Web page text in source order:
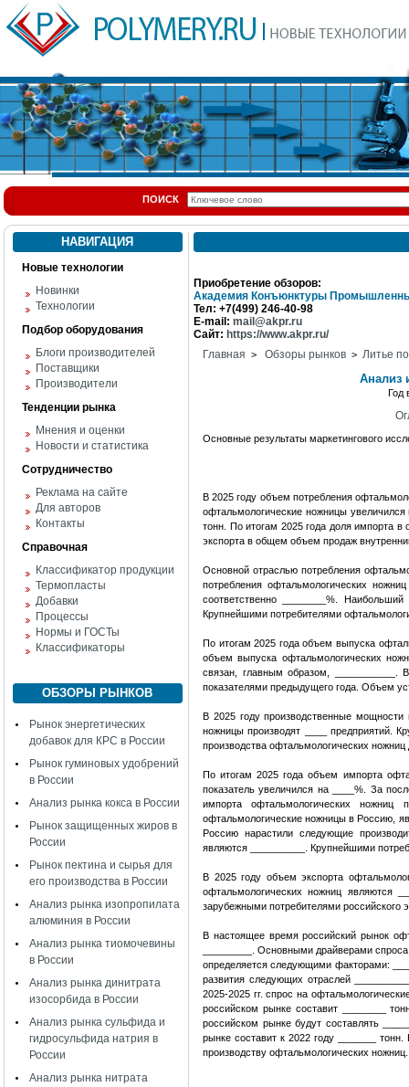
ПОИСК
НАВИГАЦИЯ
Новые технологии
Новинки
Технологии
Подбор оборудования
Блоги производителей
Поставщики
Производители
Тенденции рынка
Мнения и оценки
Новости и статистика
Сотрудничество
Реклама на сайте
Для авторов
Контакты
Справочная
Классификатор продукции
Термопласты
Добавки
Процессы
Нормы и ГОСТы
Классификаторы
ОБЗОРЫ РЫНКОВ
Рынок энергетических
добавок для КРС в России
Рынок гуминовых удобрений
в России
Анализ рынка кокса в России
Рынок защищенных жиров в
России
Рынок пектина и сырья для
его производства в России
Анализ рынка изопропилата
алюминия в России
Анализ рынка тиомочевины
в России
Анализ рынка динитрата
изосорбида в России
Анализ рынка сульфида и
гидросульфида натрия в
России
Анализ рынка нитрата
Приобретение обзоров:
Академия Конъюнктуры
Тел: +7(499) 246-40-98
E-mail: mail@akpr.ru
Сайт: https://www.akpr.ru/
Главная > Обзоры рынков > Литье
Анализ
Год
Основные результаты маркетингового
В 2025 году объем потребления
офтальмологические ножницы
тонн. По итогам 2025 года доля импорта
экспорта в общем объем продаж
Основной отраслью потребления
потребления офтальмологических
соответственно ________%.
Крупнейшими потребителями
По итогам 2025 года объем выпуска
объем выпуска офтальмологических
связан, главным образом, ___________.
показателями предыдущего года. Объем
В 2025 году производственные
ножницы производят ____ предприятий.
производства офтальмологических
По итогам 2025 года объем импорта
показатель увеличился на ____%. За
импорта офтальмологических ножниц
офтальмологические ножницы в Россию,
Россию нарастили следующие
являются __________. Крупнейшими
В 2025 году объем экспорта
офтальмологических ножниц являются
зарубежными потребителями
В настоящее время российский рынок
_________. Основными драйверами
определяется следующими факторами:
развития следующих отраслей
2025-2025 гг. спрос на
российском рынке составит ________
российском рынке будут составлять
рынке составит к 2022 году _______
производству офтальмологических ножниц.